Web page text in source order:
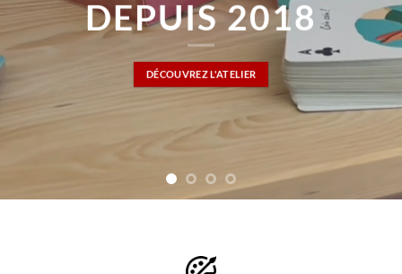
DEPUIS 2018
DÉCOUVREZ L'ATELIER